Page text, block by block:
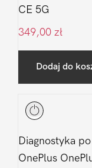
CE 5G
349,00 zł
Dodaj do
Diagnostyka
OnePlus